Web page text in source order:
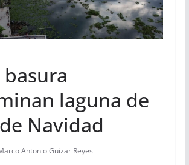
laguna de
Navidad
Antonio Guizar Reyes